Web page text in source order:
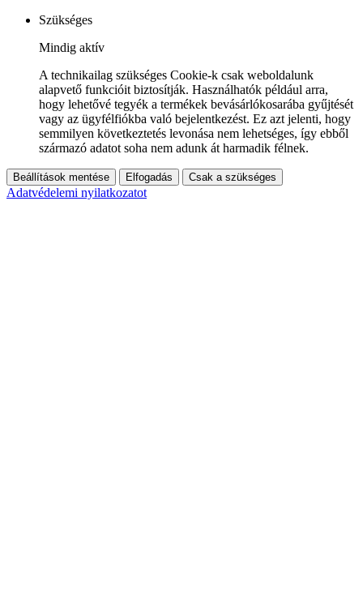
Szükséges
Mindig aktív
A technikailag szükséges Cookie-k csak weboldalunk
alapvető funkcióit biztosítják. Használhatók például arra,
hogy lehetővé tegyék a termékek bevásárlókosarába gyűjtését
vagy az ügyfélfiókba való bejelentkezést. Ez azt jelenti, hogy
semmilyen következtetés levonása nem lehetséges, így ebből
származó adatot soha nem adunk át harmadik félnek.
Beállítások mentése Elfogadás Csak a szükséges
Adatvédelemi nyilatkozatot